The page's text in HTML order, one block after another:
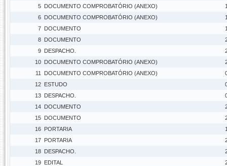
5 DOCUMENTO COMPROBATÓRIO (ANEXO)
6 DOCUMENTO COMPROBATÓRIO (ANEXO)
7 DOCUMENTO
8 DOCUMENTO
9 DESPACHO.
10 DOCUMENTO COMPROBATÓRIO (ANEXO)
11
DOCUMENTO COMPROBATÓRIO (ANEXO)
12 ESTUDO
13 DESPACHO.
14 DOCUMENTO
15 DOCUMENTO
16 PORTARIA
17 PORTARIA
18 DESPACHO.
19 EDITAL